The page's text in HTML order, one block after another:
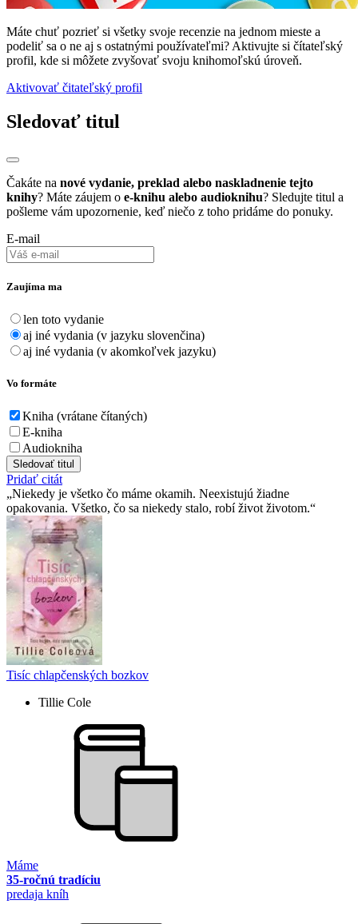
Máte chuť pozrieť si všetky svoje recenzie na jednom mieste a
podeliť sa o ne aj s ostatnými používateľmi? Aktivujte si čítateľský
profil, kde si môžete zvyšovať svoju knihomoľskú úroveň.
Aktivovať čitateľský profil
Sledovať titul
Čakáte na nové vydanie, preklad alebo naskladnenie tejto
knihy? Máte záujem o e-knihu alebo audioknihu? Sledujte titul a
pošleme vám upozornenie, keď niečo z toho pridáme do ponuky.
E-mail
Zaujíma ma
len toto vydanie
aj iné vydania (v jazyku slovenčina)
aj iné vydania (v akomkoľvek jazyku)
Vo formáte
Kniha (vrátane čítaných)
E-kniha
Audiokniha
Sledovať titul
Pridať citát
Niekedy je všetko čo máme okamih. Neexistujú žiadne
opakovania. Všetko, čo sa niekedy stalo, robí život životom.
Tisíc chlapčenských bozkov
Tillie Cole
Máme
35-ročnú tradíciu
predaja kníh